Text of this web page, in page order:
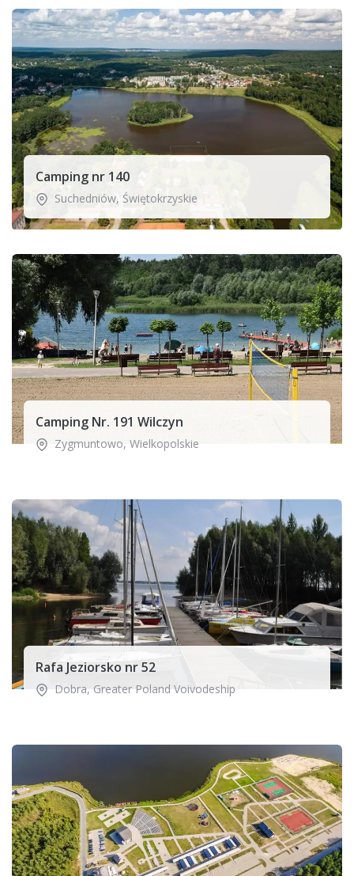
Camping nr 140
Suchedniów, Świętokrzyskie
Camping Nr. 191 Wilczyn
Zygmuntowo, Wielkopolskie
Rafa Jeziorsko nr 52
Dobra, Greater Poland Voivodeship